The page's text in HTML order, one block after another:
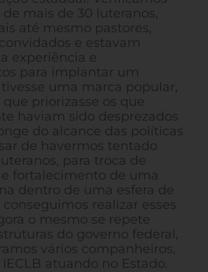
mais de 30 luteranos,
até mesmo pastores,
e estavam
experiência e
para implantar um
uma marca popular,
priorizasse os que
haviam sido desprezados
do alcance das políticas
de havermos tentado
para troca de
fortalecimento de uma
dentro de uma esfera de
realizar esses
o mesmo se repete
do governo federal,
vários companheiros,
atuando no Estado.